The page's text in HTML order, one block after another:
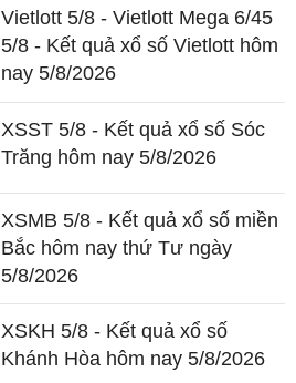
Vietlott 5/8 - Vietlott Mega 6/45
5/8 - Kết quả xổ số Vietlott hôm
nay 5/8/2026
XSST 5/8 - Kết quả xổ số Sóc
Trăng hôm nay 5/8/2026
XSMB 5/8 - Kết quả xổ số miền
Bắc hôm nay thứ Tư ngày
5/8/2026
XSKH 5/8 - Kết quả xổ số
Khánh Hòa hôm nay 5/8/2026